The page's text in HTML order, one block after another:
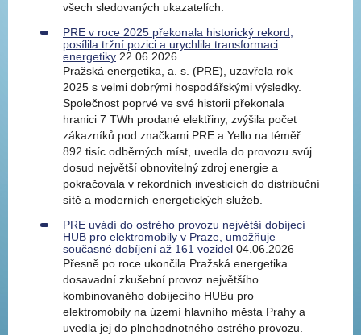
všech sledovaných ukazatelích.
PRE v roce 2025 překonala historický rekord,
posílila tržní pozici a urychlila transformaci
energetiky 22.06.2026
Pražská energetika, a. s. (PRE), uzavřela rok
2025 s velmi dobrými hospodářskými výsledky.
Společnost poprvé ve své historii překonala
hranici 7 TWh prodané elektřiny, zvýšila počet
zákazníků pod značkami PRE a Yello na téměř
892 tisíc odběrných míst, uvedla do provozu svůj
dosud největší obnovitelný zdroj energie a
pokračovala v rekordních investicích do distribuční
sítě a moderních energetických služeb.
PRE uvádí do ostrého provozu největší dobíjecí
HUB pro elektromobily v Praze, umožňuje
současné dobíjení až 161 vozidel 04.06.2026
Přesně po roce ukončila Pražská energetika
dosavadní zkušební provoz největšího
kombinovaného dobíjecího HUBu pro
elektromobily na území hlavního města Prahy a
uvedla jej do plnohodnotného ostrého provozu.